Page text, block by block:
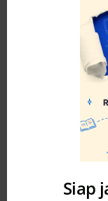
Siap